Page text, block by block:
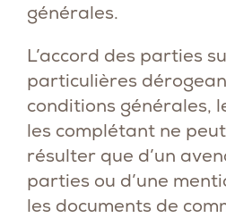
générales.
L’accord des parties
particulières
conditions générales,
les complétant ne
résulter que d’un
parties ou d’une
les documents de